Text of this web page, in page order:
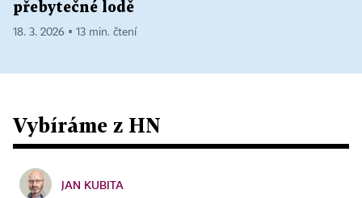
přebytečné lodě
18. 3. 2026 ▪ 13 min. čtení
Vybíráme z HN
JAN KUBITA